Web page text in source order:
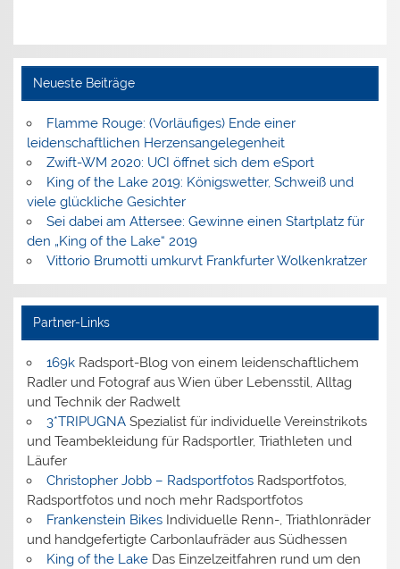
Neueste Beiträge
Flamme Rouge: (Vorläufiges) Ende einer
leidenschaftlichen Herzensangelegenheit
Zwift-WM 2020: UCI öffnet sich dem eSport
King of the Lake 2019: Königswetter, Schweiß und
viele glückliche Gesichter
Sei dabei am Attersee: Gewinne einen Startplatz für
den „King of the Lake“ 2019
Vittorio Brumotti umkurvt Frankfurter Wolkenkratzer
Partner-Links
169kRadsport-Blog von einem leidenschaftlichem
Radler und Fotograf aus Wien über Lebensstil, Alltag
und Technik der Radwelt
3*TRIPUGNASpezialist für individuelle Vereinstrikots
und Teambekleidung für Radsportler, Triathleten und
Läufer
Christopher Jobb – RadsportfotosRadsportfotos,
Radsportfotos und noch mehr Radsportfotos
Frankenstein BikesIndividuelle Renn-, Triathlonräder
und handgefertigte Carbonlaufräder aus Südhessen
King of the LakeDas Einzelzeitfahren rund um den